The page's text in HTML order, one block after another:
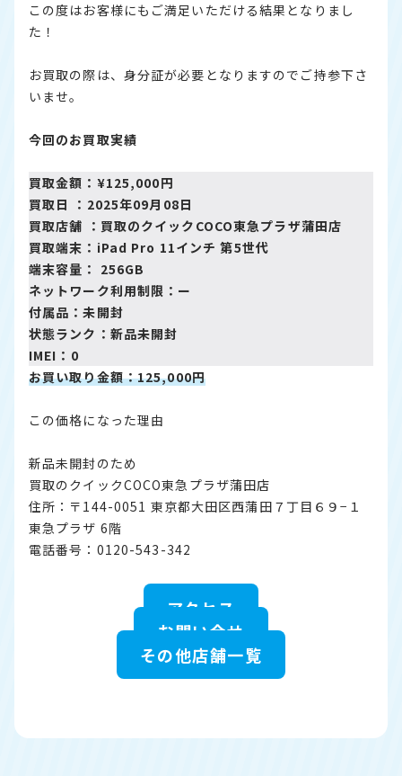
この度はお客様にもご満足いただける結果となりまし
た！
お買取の際は、身分証が必要となりますのでご持参下さ
いませ。
今回のお買取実績
買取金額：¥125,000円
買取日 ：2025年09月08日
買取店舗 ： 買取のクイックCOCO東急プラザ蒲田店
買取端末：iPad Pro 11インチ 第5世代
端末容量： 256GB
ネットワーク利用制限：ー
付属品：未開封
状態ランク：新品未開封
IMEI：0
お買い取り金額：125,000円
この価格になった理由
新品未開封のため
買取のクイックCOCO東急プラザ蒲田店
住所：〒144-0051 東京都大田区西蒲田７丁目６９−１
東急プラザ 6階
電話番号：0120-543-342
アクセス
お問い合せ
その他店舗一覧